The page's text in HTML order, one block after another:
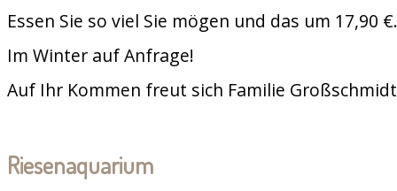
Essen Sie so viel Sie mögen und das um 17,90 €.
Im Winter auf Anfrage!
Auf Ihr Kommen freut sich Familie
Riesenaquarium